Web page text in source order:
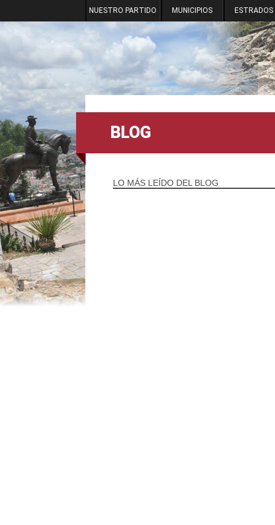
NUESTRO PARTIDO MUNICIPIOS ESTRADOS
BLOG
LO MÁS LEÍDO DEL BLOG